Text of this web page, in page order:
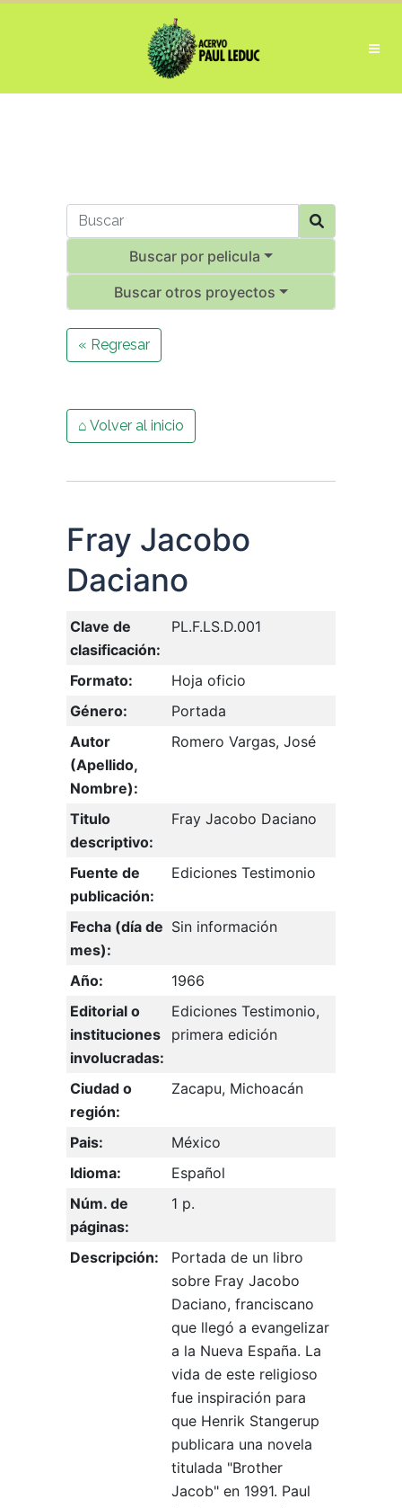
Buscar por pelicula
Buscar otros proyectos
« Regresar
⌂ Volver al inicio
Fray Jacobo
Daciano
Clave de
clasificación:
PL.F.LS.D.001
Formato:
Hoja oficio
Género:
Portada
Autor
(Apellido,
Nombre):
Romero Vargas, José
Titulo
descriptivo:
Fray Jacobo Daciano
Fuente de
publicación:
Ediciones Testimonio
Fecha (día de
mes):
Sin información
Año:
1966
Editorial o
instituciones
involucradas:
Ediciones Testimonio,
primera edición
Ciudad o
región:
Zacapu, Michoacán
Pais:
México
Idioma:
Español
Núm. de
páginas:
1 p.
Descripción:
Portada de un libro
sobre Fray Jacobo
Daciano, franciscano
que llegó a evangelizar
a la Nueva España. La
vida de este religioso
fue inspiración para
que Henrik Stangerup
publicara una novela
titulada "Brother
Jacob" en 1991. Paul